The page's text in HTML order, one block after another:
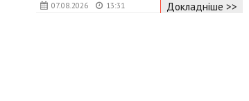
07.08.2026 13:31
Докладніше >>